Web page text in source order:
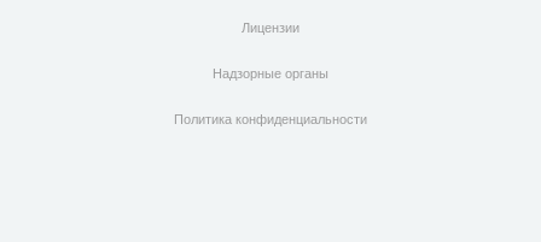
Лицензии
Надзорные органы
Политика конфиденциальности